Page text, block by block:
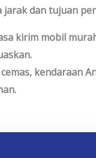
dan tujuan
kirim mobil
kendaraan